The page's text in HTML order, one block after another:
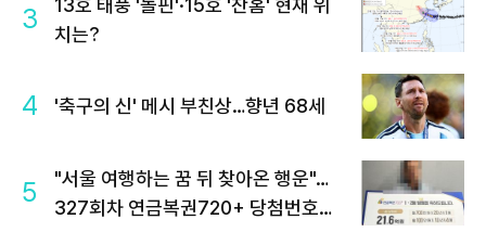
3
13호 태풍 '돌핀'·15호 '찬홈' 현재 위
치는?
4 '축구의 신' 메시 부친상…향년 68세
5
"서울 여행하는 꿈 뒤 찾아온 행운"…
327회차 연금복권720+ 당첨번호조